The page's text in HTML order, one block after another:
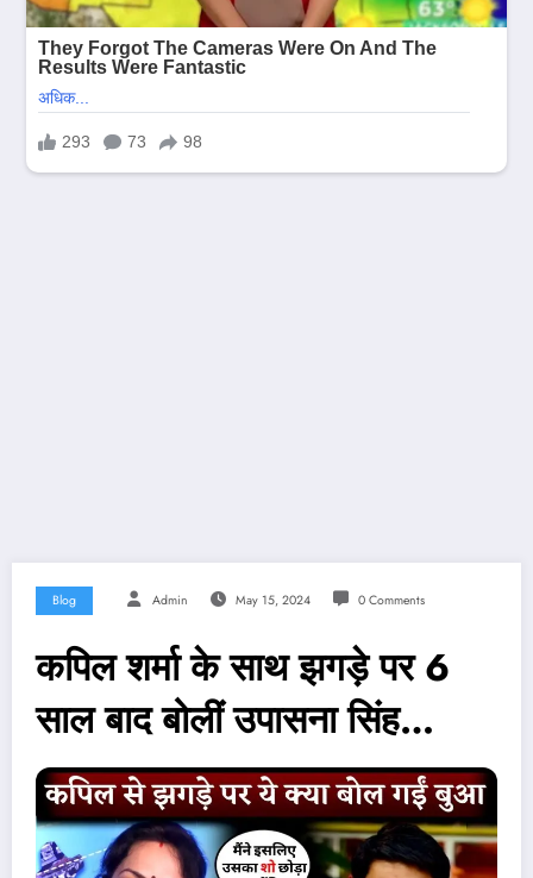
Blog Admin May 15, 2024 0 Comments
कपिल शर्मा के साथ झगड़े पर 6
साल बाद बोलीं उपासना सिंह…